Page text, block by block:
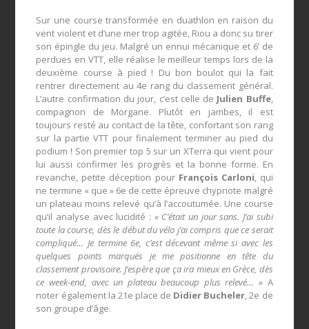
Sur une course transformée en duathlon en raison du
vent violent et d’une mer trop agitée, Riou a donc su tirer
son épingle du jeu. Malgré un ennui mécanique et 6’ de
perdues en VTT, elle réalise le meilleur temps lors de la
deuxième course à pied ! Du bon boulot qui la fait
rentrer directement au 4e rang du classement général.
L’autre confirmation du jour, c’est celle de Julien Buffe,
compagnon de Morgane. Plutôt en jambes, il est
toujours resté au contact de la tête, confortant son rang
sur la partie VTT pour finalement terminer au pied du
podium ! Son premier top 5 sur un XTerra qui vient pour
lui aussi confirmer les progrès et la bonne forme. En
revanche, petite déception pour François Carloni, qui
ne termine « que » 6e de cette épreuve chypriote malgré
un plateau moins relevé qu’à l’accoutumée. Une course
qu’il analyse avec lucidité : « C’était un jour sans. J’ai subi
toute la course, dès le début du vélo j’ai compris que ce serait
compliqué… Je termine 6e, c’est décevant même si avec les
quelques points marqués je me positionne en tête du
classement provisoire. J’espère que ça ira mieux en Grèce, dès
ce week-end, avec un plateau beaucoup plus relevé… » A
noter également la 21e place de Didier Bucheler, 2e de
son groupe d’âge.